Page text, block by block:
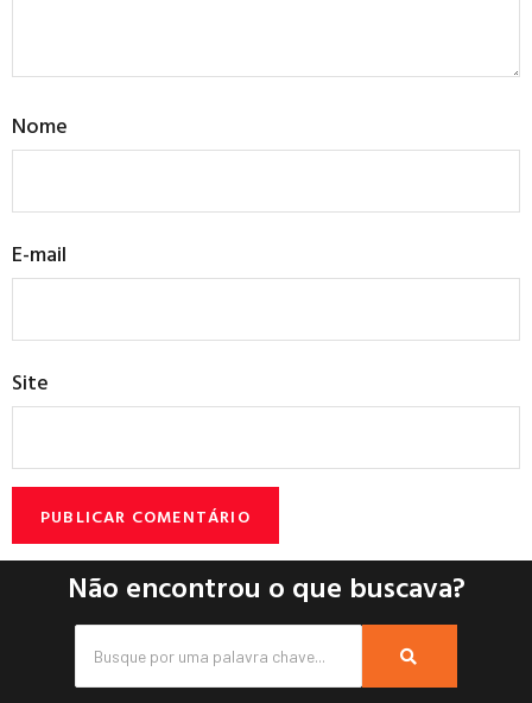
Nome
E-mail
Site
Não encontrou o que buscava?